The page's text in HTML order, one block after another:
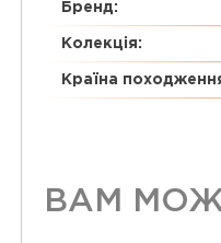
Бренд:
Колекція:
Країна
ВАМ